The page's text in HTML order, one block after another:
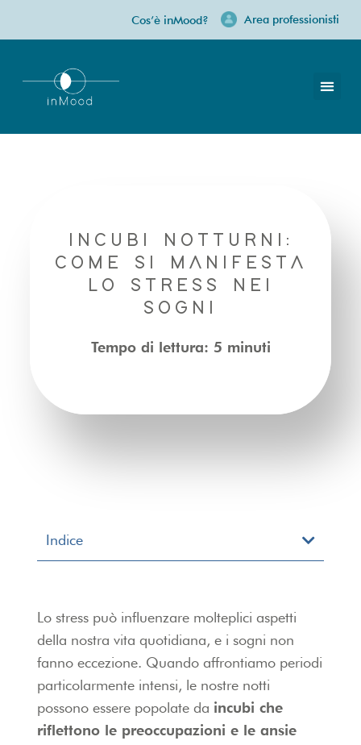
Cos’è inMood? Area professionisti
INCUBI NOTTURNI:
COME SI MANIFESTA
LO STRESS NEI
SOGNI
Tempo di lettura: 5 minuti
Indice
Lo stress può influenzare molteplici aspetti
della nostra vita quotidiana, e i sogni non
fanno eccezione. Quando affrontiamo periodi
particolarmente intensi, le nostre notti
possono essere popolate da incubi che
riflettono le preoccupazioni e le ansie